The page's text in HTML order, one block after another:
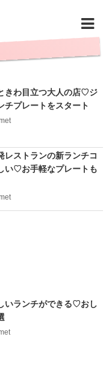
きわ目立つ大人の店♡ジ
チプレートをスタート
レストランの新ランチコ
い♡お手軽なプレートも
いランチができる♡おし